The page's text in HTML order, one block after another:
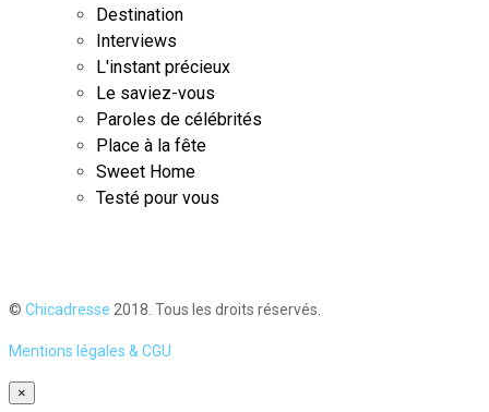
Destination
Interviews
L'instant précieux
Le saviez-vous
Paroles de célébrités
Place à la fête
Sweet Home
Testé pour vous
© Chicadresse 2018. Tous les droits réservés.
Mentions légales & CGU
×